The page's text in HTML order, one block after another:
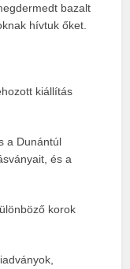
bazalt
hívtuk őket.
kiállítás
a Dunántúl
és a
korok